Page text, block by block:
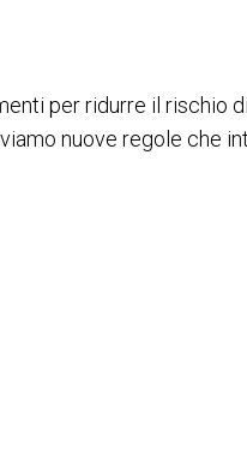
per ridurre il rischio
nuove regole che